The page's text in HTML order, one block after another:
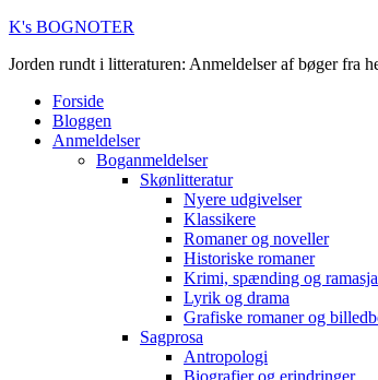
K's BOGNOTER
Jorden rundt i litteraturen: Anmeldelser af bøger fra
Forside
Bloggen
Anmeldelser
Boganmeldelser
Skønlitteratur
Nyere udgivelser
Klassikere
Romaner og noveller
Historiske romaner
Krimi, spænding og
Lyrik og drama
Grafiske romaner og
Sagprosa
Antropologi
Biografier og erindringer